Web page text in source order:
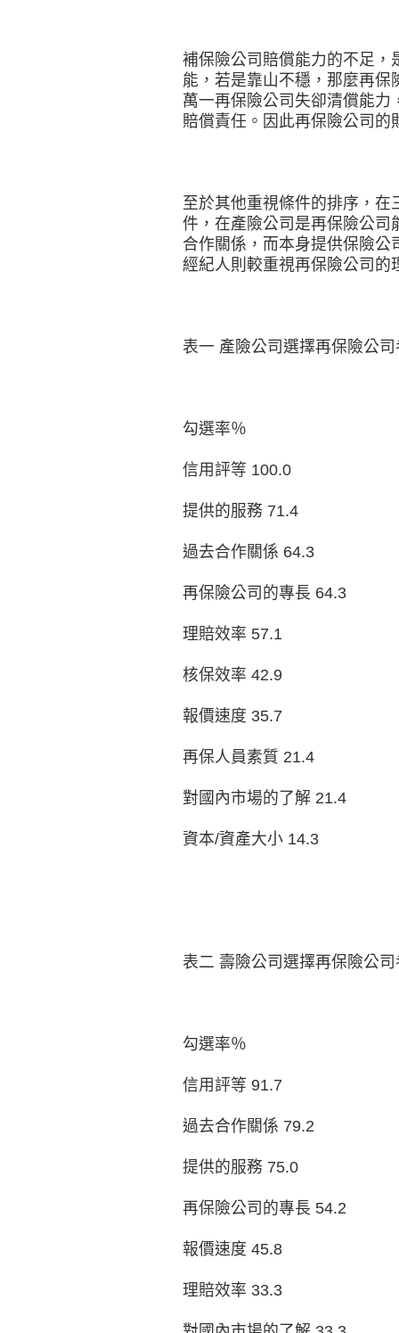
補保險公司賠償能力的不足，
能，若是靠山不穩，那麼再
萬一再保險公司失卻清償能
賠償責任。因此再保險公司的
至於其他重視條件的排序，
件，在產險公司是再保險公司
合作關係，而本身提供保險
經紀人則較重視再保險公司的
表一 產險公司選擇再保險公
勾選率％
信用評等 100.0
提供的服務 71.4
過去合作關係 64.3
再保險公司的專長 64.3
理賠效率 57.1
核保效率 42.9
報價速度 35.7
再保人員素質 21.4
對國內市場的了解 21.4
資本/資產大小 14.3
表二 壽險公司選擇再保險公
勾選率％
信用評等 91.7
過去合作關係 79.2
提供的服務 75.0
再保險公司的專長 54.2
報價速度 45.8
理賠效率 33.3